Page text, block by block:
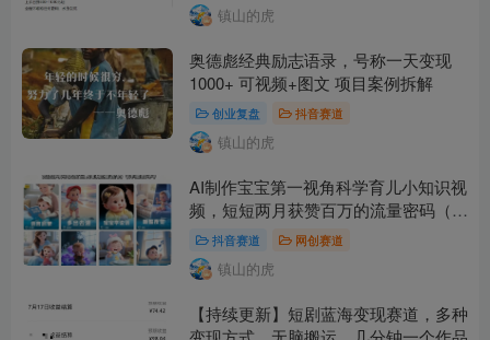
镇山的虎
奥德彪经典励志语录，号称一天变现
1000+ 可视频+图文 项目案例拆解
创业复盘 抖音赛道
镇山的虎
AI制作宝宝第一视角科学育儿小知识视
频，短短两月获赞百万的流量密码（详
细教学）
抖音赛道 网创赛道
镇山的虎
【持续更新】短剧蓝海变现赛道，多种